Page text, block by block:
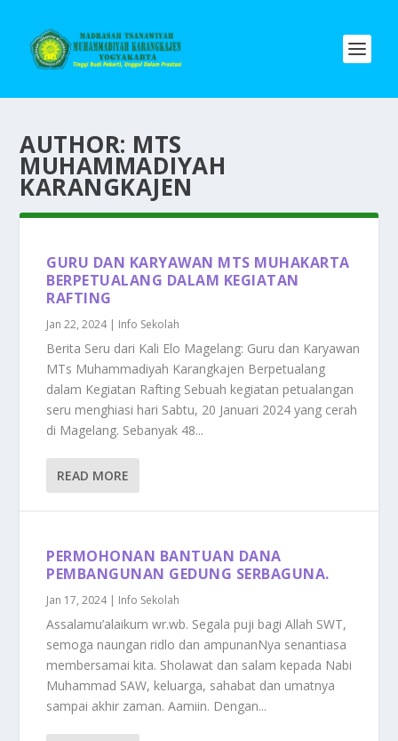
AUTHOR: MTS
MUHAMMADIYAH
KARANGKAJEN
GURU DAN KARYAWAN MTS MUHAKARTA
BERPETUALANG DALAM KEGIATAN
RAFTING
Jan 22, 2024| Info Sekolah
Berita Seru dari Kali Elo Magelang: Guru dan Karyawan
MTs Muhammadiyah Karangkajen Berpetualang
dalam Kegiatan Rafting Sebuah kegiatan petualangan
seru menghiasi hari Sabtu, 20 Januari 2024 yang cerah
di Magelang. Sebanyak 48...
READ MORE
PERMOHONAN BANTUAN DANA
PEMBANGUNAN GEDUNG SERBAGUNA.
Jan 17, 2024| Info Sekolah
Assalamu’alaikum wr.wb. Segala puji bagi Allah SWT,
semoga naungan ridlo dan ampunanNya senantiasa
membersamai kita. Sholawat dan salam kepada Nabi
Muhammad SAW, keluarga, sahabat dan umatnya
sampai akhir zaman. Aamiin. Dengan...